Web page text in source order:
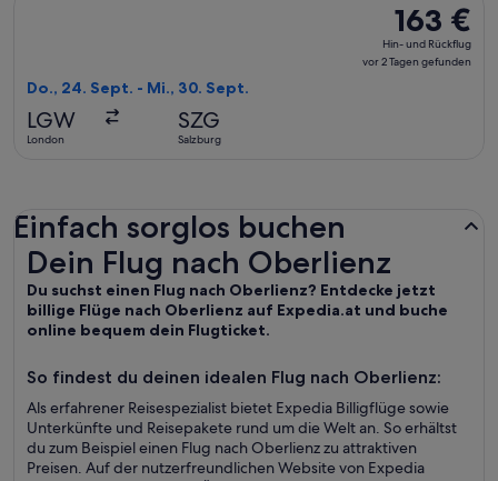
163 €
Hin-
und
163 €
Hin- und Rückflug
vor 2 Tagen gefunden
Do., 24. Sept. - Mi., 30. Sept.
LGW
London
SZG
Salzburg
Einfach sorglos buchen
Dein Flug nach Oberlienz
Du suchst einen Flug nach Oberlienz? Entdecke jetzt
billige Flüge nach Oberlienz auf Expedia.at und buche
online bequem dein Flugticket.
So findest du deinen idealen Flug nach Oberlienz:
Als erfahrener Reisespezialist bietet Expedia Billigflüge sowie
Unterkünfte und Reisepakete rund um die Welt an. So erhältst
du zum Beispiel einen Flug nach Oberlienz zu attraktiven
Preisen. Auf der nutzerfreundlichen Website von Expedia
Dein Flug nach Oberlienz